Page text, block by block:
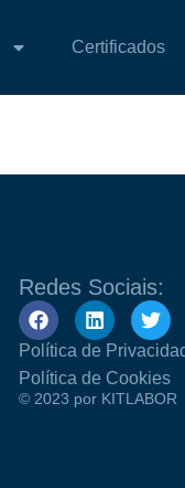
Certificados
Redes Sociais:
Política de
Política de Cookies
© 2023 por KITLABOR